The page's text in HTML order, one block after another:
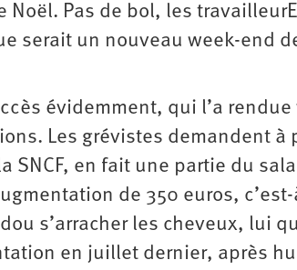
Noël. Pas de bol, les
serait un nouveau week-end
évidemment, qui l’a
Les grévistes demandent à
SNCF, en fait une partie du
de 350 euros,
s’arracher les cheveux, lui
en juillet dernier, après